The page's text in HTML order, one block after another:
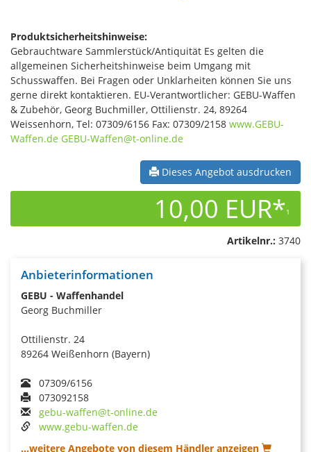
Produktsicherheitshinweise:
Gebrauchtware Sammlerstück/Antiquität Es gelten die
allgemeinen Sicherheitshinweise beim Umgang mit
Schusswaffen. Bei Fragen oder Unklarheiten können Sie uns
gerne direkt kontaktieren. EU-Verantwortlicher: GEBU-Waffen
& Zubehör, Georg Buchmiller, Ottilienstr. 24, 89264
Weissenhorn, Tel: 07309/6156 Fax: 07309/2158 www.GEBU-
Waffen.de GEBU-Waffen@t-online.de
Dieses Angebot ausdrucken
10,00 EUR*1
Artikelnr.: 3740
Anbieterinformationen
GEBU - Waffenhandel
Georg Buchmiller
Ottilienstr. 24
89264 Weißenhorn (Bayern)
07309/6156
073092158
gebu-waffen@t-online.de
www.gebu-waffen.de
...weitere Angebote von diesem Händler anzeigen